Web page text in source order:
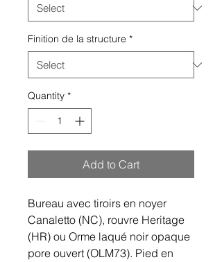
Finition de la structure *
Quantity *
Add to Cart
Bureau avec tiroirs en noyer
Canaletto (NC), rouvre Heritage
(HR) ou Orme laqué noir opaque
pore ouvert (OLM73). Pied en